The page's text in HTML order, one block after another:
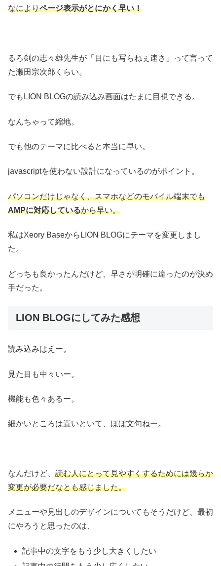
なによりページ表示がとにかく早い！
るろ剣の志々雄先生が「目にも写らねぇ速さ」って言って
た瀬田宗次郎くらい。
でもLION BLOGの読み込み画面はたまに目視できる。
なんちゃって縮地。
でも他のテーマに比べると本当に早い。
javascriptを使わない設計になっているのがポイント。
パソコンだけじゃなく、スマホなどのモバイル端末でも
AMPに対応しているから早い。
私はXeory BaseからLION BLOGにテーマを変更しまし
た。
どっちも良かったんだけど、早さが明確に違ったのが決め
手だった。
LION BLOGにしてみた感想
読み込みはえー。
見た目も中々いー。
機能も色々あるー。
細かいところは置いといて、ほぼ文句ねー。
なんだけど、 読む人にとって見やすくするためには幾らか
変更が必要だなとも感じました。
メニューや見出しのデザインについてもそうだけど、最初
にやろうと思ったのは、
記事中の文字をもう少し大きくしたい